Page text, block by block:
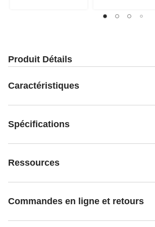
Produit Détails
Caractéristiques
Spécifications
Ressources
Commandes en ligne et retours